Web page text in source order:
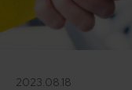
2023.08.18